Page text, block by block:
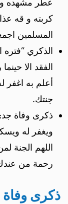
عطر مشهده
كربته و قه
المسلمين
الذكري
الفقد الا
أعلم به اغفر
جنتك.
ذكرى وفاة
ويغفر له
اللهم الجنة
رحمة من
ذكرى